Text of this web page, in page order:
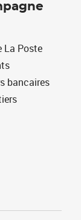
La Poste
bancaires